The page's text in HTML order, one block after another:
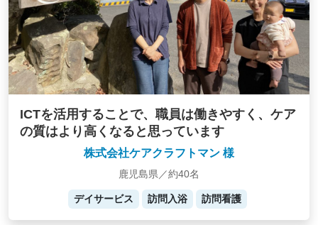
ICTを活用することで、職員は働きやすく、ケア
の質はより高くなると思っています
株式会社ケアクラフトマン 様
鹿児島県／約40名
デイサービス 訪問入浴 訪問看護